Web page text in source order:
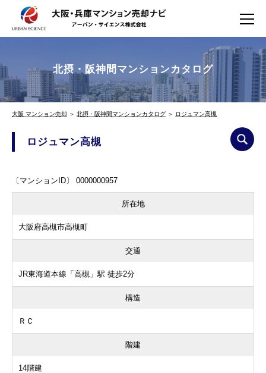
北摂・阪神間マンションカタログ
大阪 マンション売却 ＞ 北摂・阪神間マンションカタログ ＞ ロジュマン高槻
ロジュマン高槻
〔マンションID〕 0000000957
所在地
大阪府高槻市高槻町
交通
JR東海道本線「高槻」駅 徒歩2分
構造
ＲＣ
階建
14階建